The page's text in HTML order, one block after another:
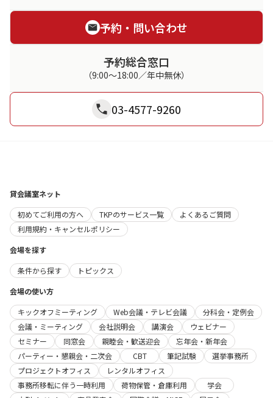
予約・問い合わせ
予約総合窓口
（9:00～18:00／年中無休）
03-4577-9260
貸会議室ネット
初めてご利用の方へ
TKPのサービス一覧
よくあるご質問
利用規約・キャンセルポリシー
会場を探す
条件から探す
トピックス
会場の使い方
キックオフミーティング
Web会議・テレビ会議
分科会・定例会
会議・ミーティング
会社説明会 講演会
ウェビナー
セミナー
同窓会 親睦会・歓送迎会
忘年会・新年会
パーティー・懇親会・二次会
CBT 筆記試験
選挙事務所
プロジェクトオフィス
レンタルオフィス
事務所移転に伴う一時利用
荷物保管・倉庫利用
学会